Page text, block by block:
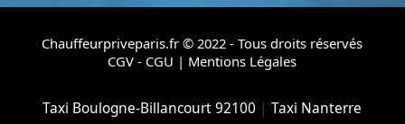
Chauffeurpriveparis.fr © 2022 - Tous droits réservés
CGV - CGU | Mentions Légales
Taxi Boulogne-Billancourt 92100 |Taxi Nanterre